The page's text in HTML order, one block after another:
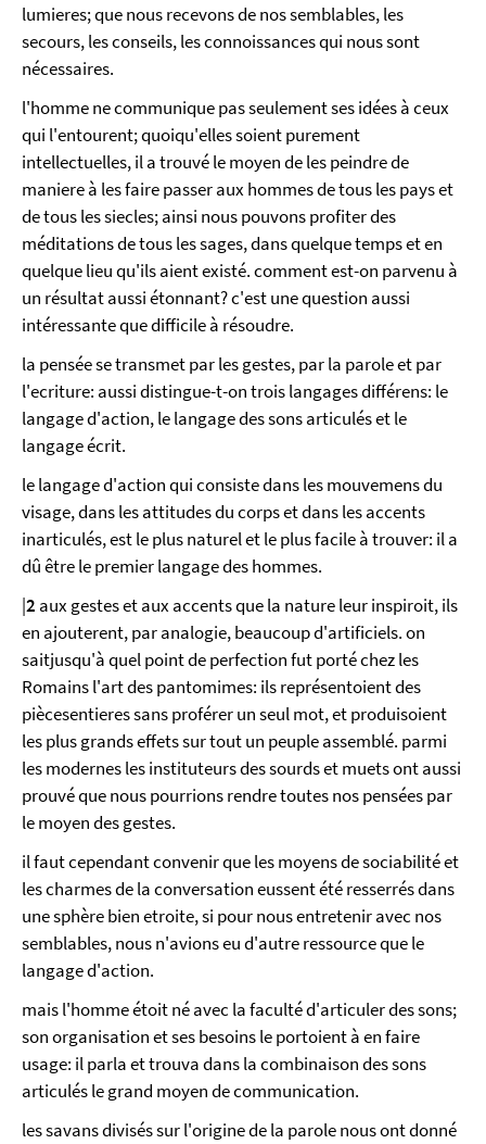
lumieres; que nous recevons de nos semblables, les
secours, les conseils, les connoissances qui nous sont
nécessaires.
l'homme ne communique pas seulement ses idées à ceux
qui l'entourent; quoiqu'elles soient purement
intellectuelles, il a trouvé le moyen de les peindre de
maniere à les faire passer aux hommes de tous les pays et
de tous les siecles; ainsi nous pouvons profiter des
méditations de tous les sages, dans quelque temps et en
quelque lieu qu'ils aient existé. comment est-on parvenu à
un résultat aussi étonnant? c'est une question aussi
intéressante que difficile à résoudre.
la pensée se transmet par les gestes, par la parole et par
l'ecriture: aussi distingue-t-on trois langages différens: le
langage d'action, le langage des sons articulés et le
langage écrit.
le langage d'action qui consiste dans les mouvemens du
visage, dans les attitudes du corps et dans les accents
inarticulés, est le plus naturel et le plus facile à trouver: il a
dû être le premier langage des hommes.
|2 aux gestes et aux accents que la nature leur inspiroit, ils
en ajouterent, par analogie, beaucoup d'artificiels. on
saitjusqu'à quel point de perfection fut porté chez les
Romains l'art des pantomimes: ils représentoient des
piècesentieres sans proférer un seul mot, et produisoient
les plus grands effets sur tout un peuple assemblé. parmi
les modernes les instituteurs des sourds et muets ont aussi
prouvé que nous pourrions rendre toutes nos pensées par
le moyen des gestes.
il faut cependant convenir que les moyens de sociabilité et
les charmes de la conversation eussent été resserrés dans
une sphère bien etroite, si pour nous entretenir avec nos
semblables, nous n'avions eu d'autre ressource que le
langage d'action.
mais l'homme étoit né avec la faculté d'articuler des sons;
son organisation et ses besoins le portoient à en faire
usage: il parla et trouva dans la combinaison des sons
articulés le grand moyen de communication.
les savans divisés sur l'origine de la parole nous ont donné